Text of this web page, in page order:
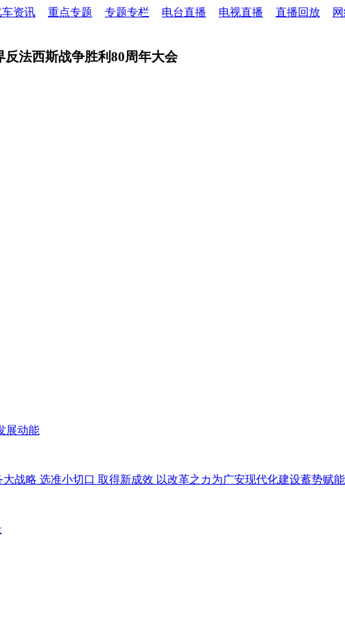
车资讯 重点专题 专题专栏 电台直播 电视直播 直播回放
法西斯战争胜利80周年大会
展动能
战略 选准小切口 取得新成效 以改革之カ为广安现代化建设蓄势赋